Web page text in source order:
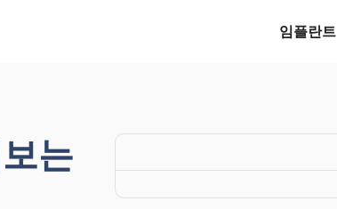
임플란트
는